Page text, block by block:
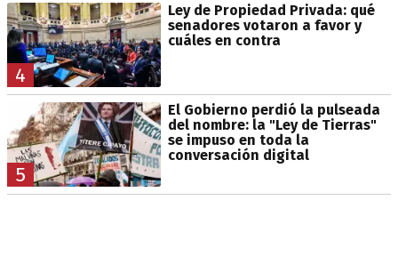
4
Ley de Propiedad Privada: qué
senadores votaron a favor y
cuáles en contra
5
El Gobierno perdió la pulseada
del nombre: la "Ley de Tierras"
se impuso en toda la
conversación digital